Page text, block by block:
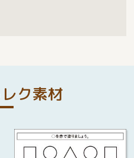
ク素材